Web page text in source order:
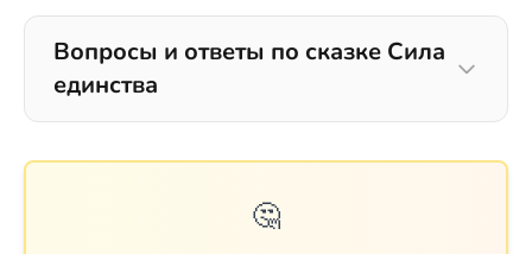
Вопросы и ответы по сказке Сила
единства
🤔